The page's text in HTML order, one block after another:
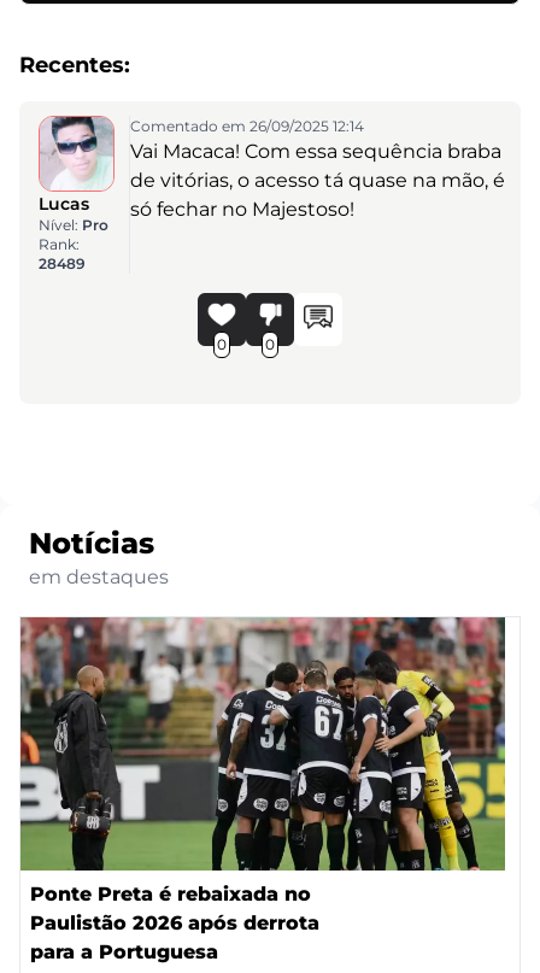
Recentes:
Lucas
Nível: Pro
Rank:
28489
Comentado em 26/09/2025 12:14
Vai Macaca! Com essa sequência braba
de vitórias, o acesso tá quase na mão, é
só fechar no Majestoso!
0 0
Notícias
em destaques
Ponte Preta é rebaixada no
Paulistão 2026 após derrota
para a Portuguesa